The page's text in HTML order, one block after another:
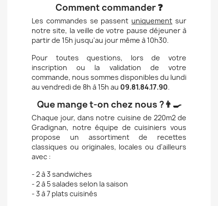
Comment commander ❓
Les commandes se passentuniquement sur
notre site, la veille de votre pause déjeuner à
partir de 15h jusqu'au jour même à 10h30.
Pour toutes questions, lors de votre
inscription ou la validation de votre
commande, nous sommes disponibles du lundi
au vendredi de 8h à 15h au 09.81.84.17.90.
Que mange t-on chez nous ?👨‍🍳
Chaque jour, dans notre cuisine de 220m2 de
Gradignan, notre équipe de cuisiniers vous
propose un assortiment de recettes
classiques ou originales, locales ou d'ailleurs
avec :
- 2 à 3 sandwiches
- 2 à 5 salades selon la saison
- 3 à 7 plats cuisinés